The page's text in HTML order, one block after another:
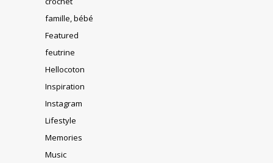
famille, bébé
Featured
feutrine
Hellocoton
Inspiration
Instagram
Lifestyle
Memories
Music